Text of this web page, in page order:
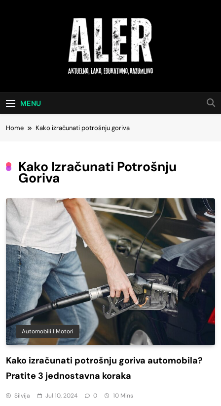
Aktuelno, Lako,
Edukativno,
Razumljivo
MENU
Home Kako izračunati potrošnju goriva
Kako Izračunati Potrošnju
Goriva
Automobili I Motori
Kako izračunati potrošnju goriva automobila?
Pratite 3 jednostavna koraka
Silvija Jul 10, 2024 0 10 Mins